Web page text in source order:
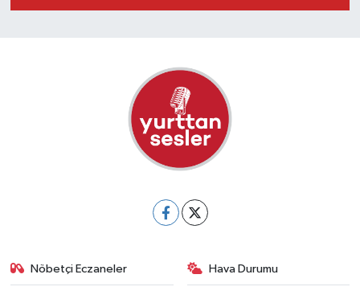
Nöbetçi Eczaneler Hava Durumu